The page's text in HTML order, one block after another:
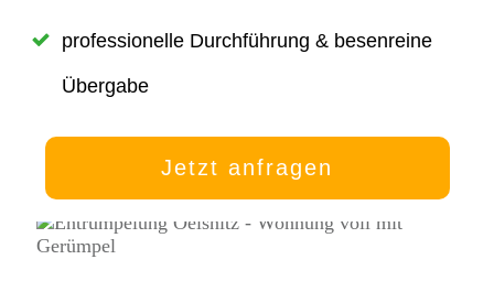
professionelle Durchführung & besenreine
Übergabe
Jetzt anfragen